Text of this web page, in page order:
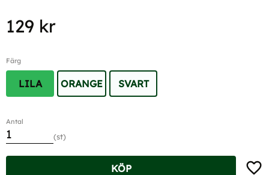
129 kr
Färg
LILA ORANGE SVART
Antal
st
KÖP